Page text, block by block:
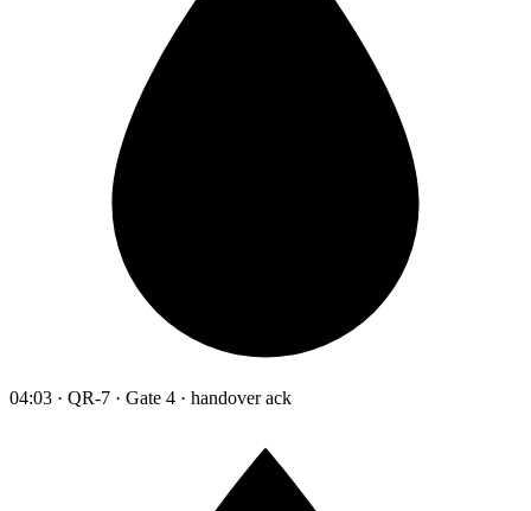
04:03 · QR-7 · Gate 4 · handover ack